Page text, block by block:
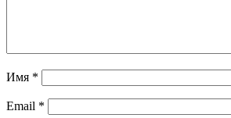
Имя *
Email *